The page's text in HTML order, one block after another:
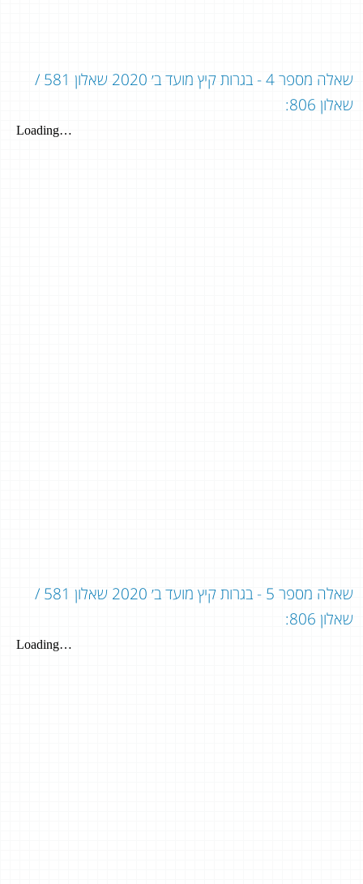
שאלה מספר 4 - בגרות קיץ מועד ב׳ 2020 שאלון 581 /
שאלון 806:
שאלה מספר 5 - בגרות קיץ מועד ב׳ 2020 שאלון 581 /
שאלון 806: